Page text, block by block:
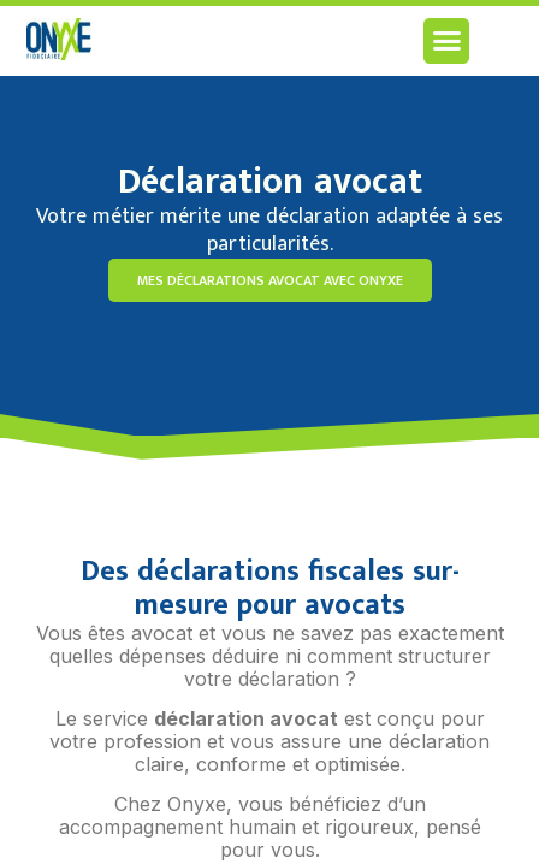
Déclaration avocat
Votre métier mérite une déclaration adaptée à ses
particularités.
MES DÉCLARATIONS AVOCAT AVEC ONYXE
Des déclarations fiscales sur-
mesure pour avocats
Vous êtes avocat et vous ne savez pas exactement
quelles dépenses déduire ni comment structurer
votre déclaration ?
Le service déclaration avocat est conçu pour
votre profession et vous assure une déclaration
claire, conforme et optimisée.
Chez Onyxe, vous bénéficiez d’un
accompagnement humain et rigoureux, pensé
pour vous.